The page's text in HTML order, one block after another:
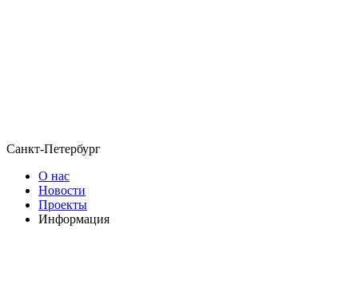
Санкт-Петербург
О нас
Новости
Проекты
Информация